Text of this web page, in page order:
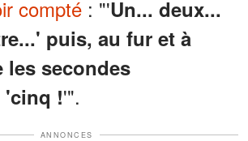
compté : "'Un... deux...
puis, au fur et à
les secondes
'cinq !'".
ANNONCES